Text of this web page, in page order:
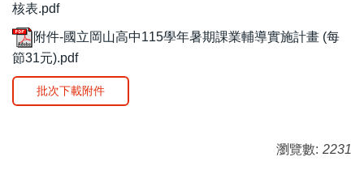
核表.pdf
附件-國立岡山高中115學年暑期課業輔導實施計畫 (每
節31元).pdf
批次下載附件
瀏覽數: 2231